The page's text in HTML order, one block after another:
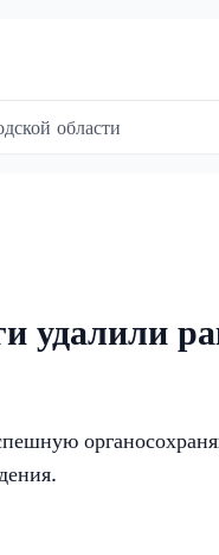
области
удалили